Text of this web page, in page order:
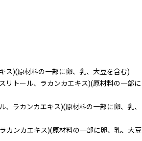
ス)(原材料の一部に卵、乳、大豆を含む)
リトール、ラカンカエキス)(原材料の一部に
ラカンカエキス)(原材料の一部に卵、乳、
カンカエキス)(原材料の一部に卵、乳、大豆